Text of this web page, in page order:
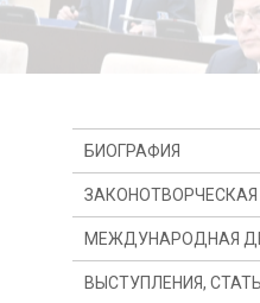
БИОГРАФИЯ
МЕЖДУНАРОДНАЯ
ВЫСТУПЛЕНИЯ,